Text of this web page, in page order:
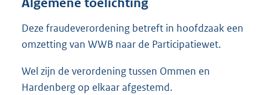
Algemene toelichting
Deze fraudeverordening betreft in hoofdzaak een
omzetting van WWB naar de Participatiewet.
Wel zijn de verordening tussen Ommen en
Hardenberg op elkaar afgestemd.